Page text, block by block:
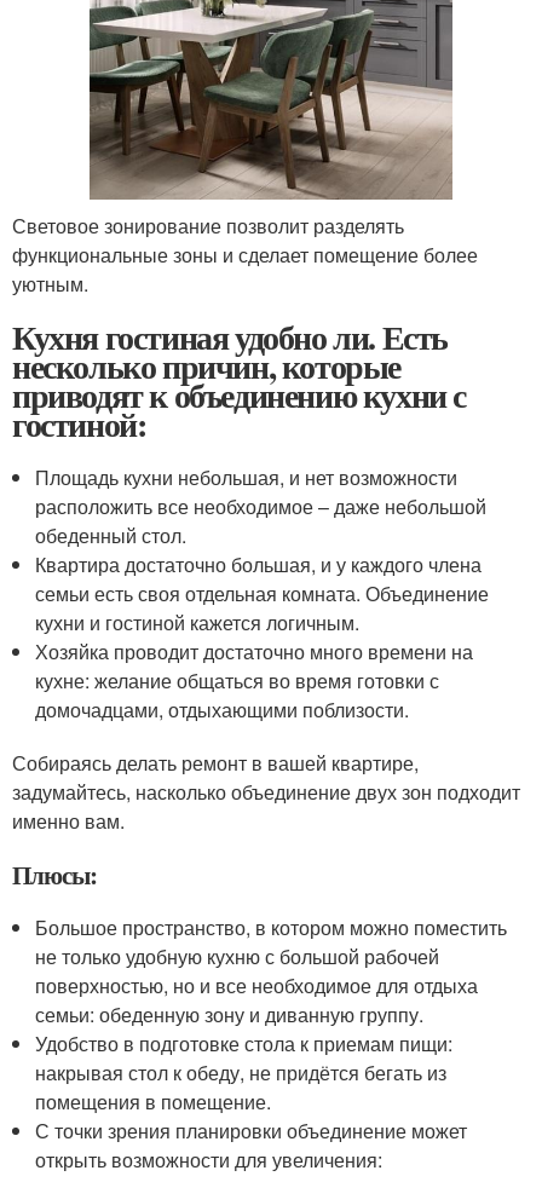
Световое зонирование позволит разделять
функциональные зоны и сделает помещение более
уютным.
Кухня гостиная удобно ли. Есть
несколько причин, которые
приводят к объединению кухни с
гостиной:
Площадь кухни небольшая, и нет возможности
расположить все необходимое – даже небольшой
обеденный стол.
Квартира достаточно большая, и у каждого члена
семьи есть своя отдельная комната. Объединение
кухни и гостиной кажется логичным.
Хозяйка проводит достаточно много времени на
кухне: желание общаться во время готовки с
домочадцами, отдыхающими поблизости.
Собираясь делать ремонт в вашей квартире,
задумайтесь, насколько объединение двух зон подходит
именно вам.
Плюсы:
Большое пространство, в котором можно поместить
не только удобную кухню с большой рабочей
поверхностью, но и все необходимое для отдыха
семьи: обеденную зону и диванную группу.
Удобство в подготовке стола к приемам пищи:
накрывая стол к обеду, не придётся бегать из
помещения в помещение.
С точки зрения планировки объединение может
открыть возможности для увеличения: